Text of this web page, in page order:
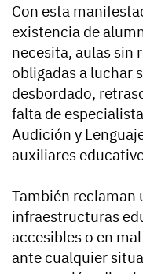
Con esta
existencia de
necesita, aulas sin
obligadas a luchar
desbordado,
falta de
Audición y
auxiliares
También reclaman
infraestructuras
accesibles o en
ante cualquier